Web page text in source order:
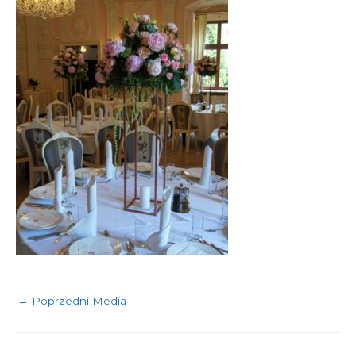
← Poprzedni Media